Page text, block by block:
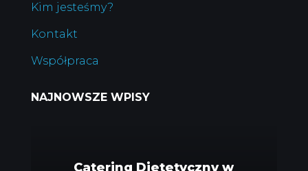
Kim jesteśmy?
Kontakt
Współpraca
NAJNOWSZE WPISY
Catering Dietetyczny w